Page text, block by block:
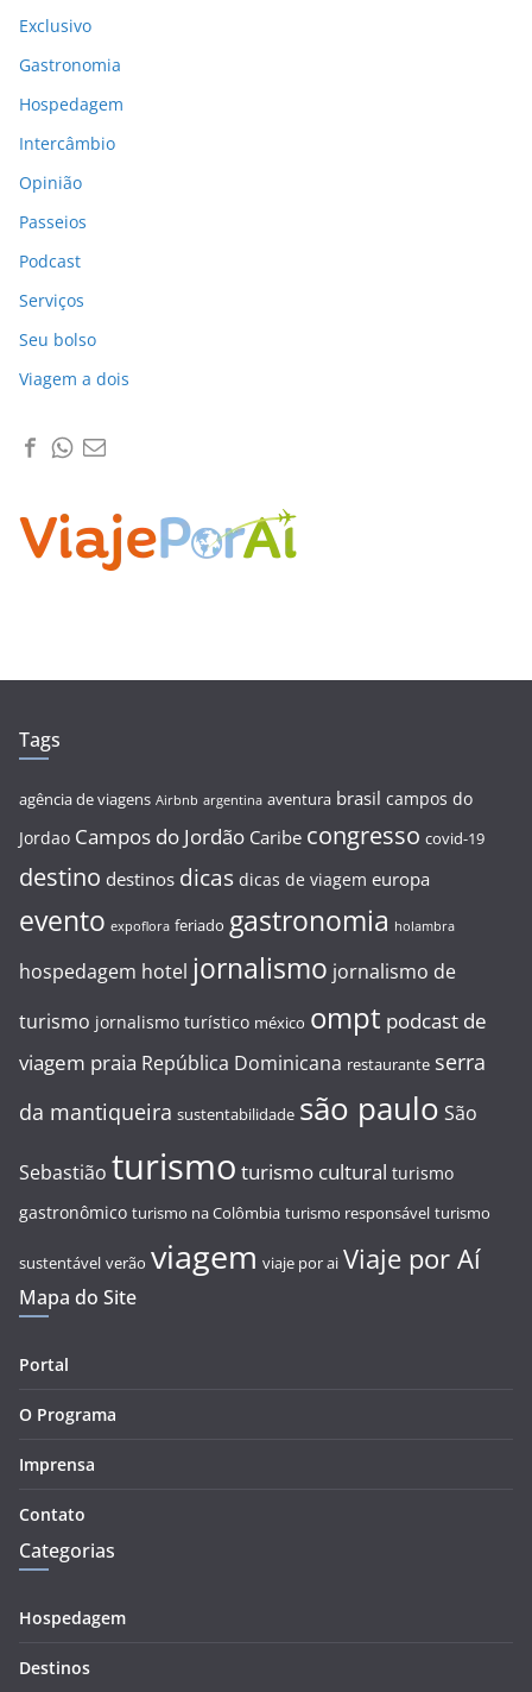
Exclusivo
Gastronomia
Hospedagem
Intercâmbio
Opinião
Passeios
Podcast
Serviços
Seu bolso
Viagem a dois
Tags
agência de viagens Airbnb argentina aventura brasil campos do
Jordao Campos do Jordão Caribe congresso covid-19
destino destinos dicas dicas de viagem europa
evento expoflora feriado gastronomia holambra
hospedagem hotel jornalismo jornalismo de
turismo jornalismo turístico méxico ompt podcast de
viagem praia República Dominicana restaurante serra
da mantiqueira sustentabilidade são paulo São
Sebastião turismo turismo cultural turismo
gastronômico turismo na Colômbia turismo responsável turismo
sustentável verão viagem viaje por ai Viaje por Aí
Mapa do Site
Portal
O Programa
Imprensa
Contato
Categorias
Hospedagem
Destinos